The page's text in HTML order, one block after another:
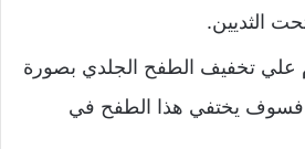
الثديين.
علي تخفيف الطفح الجلدي بصورة
فسوف يختفي هذا الطفح في